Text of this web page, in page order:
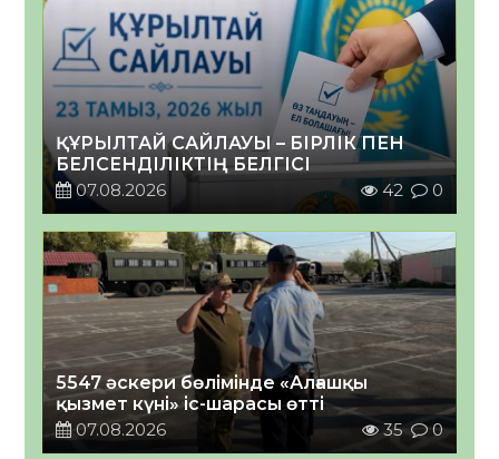
ҚҰРЫЛТАЙ САЙЛАУЫ – БІРЛІК ПЕН
БЕЛСЕНДІЛІКТІҢ БЕЛГІСІ
07.08.2026
42 0
5547 әскери бөлімінде «Алғашқы
қызмет күні» іс-шарасы өтті
07.08.2026
35 0